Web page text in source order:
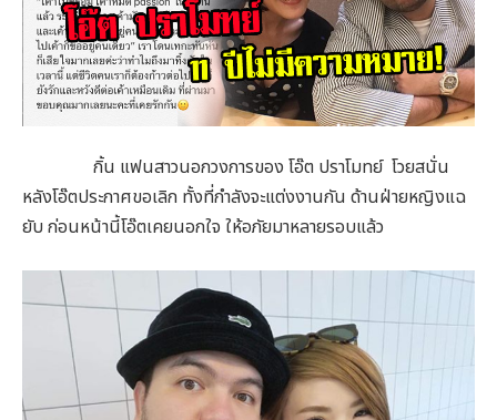
กิ้น แฟนสาวนอกวงการของ โอ๊ต ปราโมทย์ โวยสนั่น
หลังโอ๊ตประกาศขอเลิก ทั้งที่กำลังจะแต่งงานกัน ด้านฝ่ายหญิงแฉ
ยับ ก่อนหน้านี้โอ๊ตเคยนอกใจ ให้อภัยมาหลายรอบแล้ว